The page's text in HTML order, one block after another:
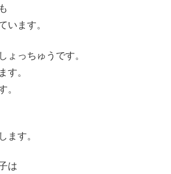
います。
ょっちゅうです。
。
す。
は